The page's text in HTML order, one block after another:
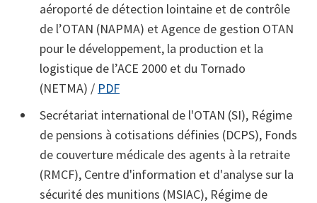
aéroporté de détection lointaine et de contrôle
de l’OTAN (NAPMA) et Agence de gestion OTAN
pour le développement, la production et la
logistique de l’ACE 2000 et du Tornado
(NETMA) / PDF
Secrétariat international de l'OTAN (SI), Régime
de pensions à cotisations définies (DCPS), Fonds
de couverture médicale des agents à la retraite
(RMCF), Centre d'information et d'analyse sur la
sécurité des munitions (MSIAC), Régime de